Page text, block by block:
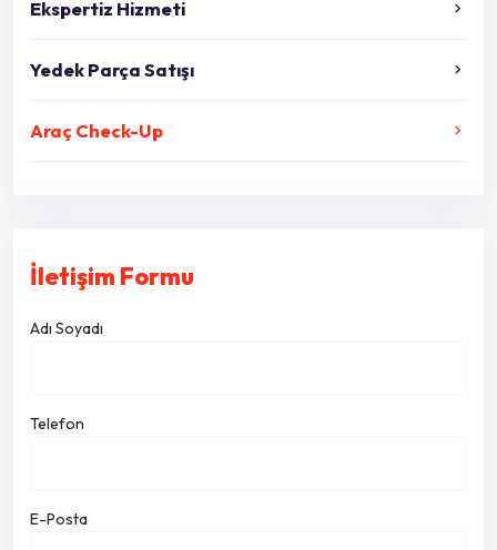
Ekspertiz Hizmeti
Yedek Parça Satışı
Araç Check-Up
İletişim Formu
Adı Soyadı
Telefon
E-Posta